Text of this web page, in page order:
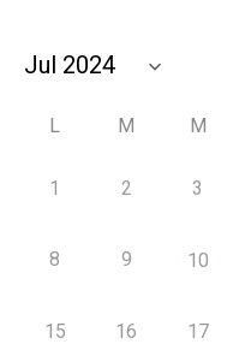
L M M
1 2 3
8 9 10
15 16 17